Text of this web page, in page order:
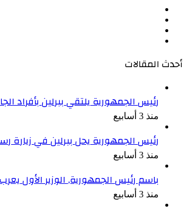
أحدث المقالات
رئيس الجمهورية يلتقي ببرلين بأفراد
منذ 3 أسابيع
رئيس الجمهورية يحل ببرلين في زيارة
منذ 3 أسابيع
باسم رئيس الجمهورية, الوزير الأول
منذ 3 أسابيع